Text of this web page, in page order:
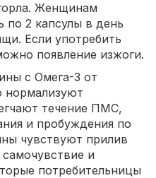
Женщинам
по 2 капсулы в день
Если употребить
появление изжоги.
с Омега-3 от
нормализуют
течение ПМС,
и пробуждения по
чувствуют прилив
и
потребительницы